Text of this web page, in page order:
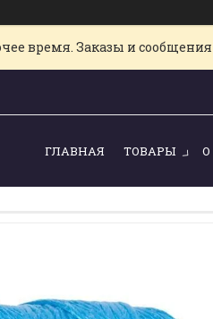
время. Заказы и
ГЛАВНАЯ ТОВАРЫ